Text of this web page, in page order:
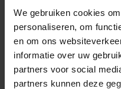
We gebruiken cookies
personaliseren, om
en om ons
informatie over uw
partners voor social
partners kunnen deze